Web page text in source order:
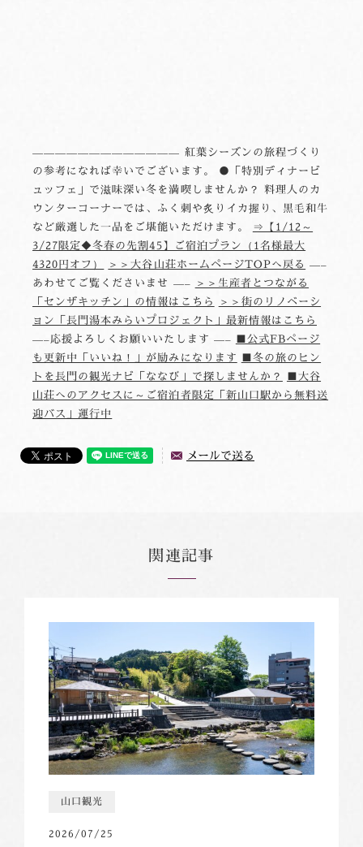
————————————— 紅葉シーズンの旅程づくり
の参考になれば幸いでございます。 ●「特別ディナービ
ュッフェ」で滋味深い冬を満喫しませんか？ 料理人のカ
ウンターコーナーでは、ふく刺や炙りイカ握り、黒毛和牛
など厳選した一品をご堪能いただけます。 ⇒【1/12～
3/27限定◆冬春の先割45】ご宿泊プラン（1名様最大
4320円オフ）
＞＞大谷山荘ホームページTOPへ戻る —–
あわせてご覧くださいませ —– ＞＞生産者とつながる
「センザキッチン」の情報はこちら
＞＞街のリノベーシ
ョン「長門湯本みらいプロジェクト」最新情報はこちら
—–応援よろしくお願いいたします —– ■公式FBページ
も更新中「いいね！」が励みになります ■冬の旅のヒン
トを長門の観光ナビ「ななび」で探しませんか？ ■大谷
山荘へのアクセスに～ご宿泊者限定「新山口駅から無料送
迎バス」運行中
メールで送る
関連記事
山口観光
2026/07/25